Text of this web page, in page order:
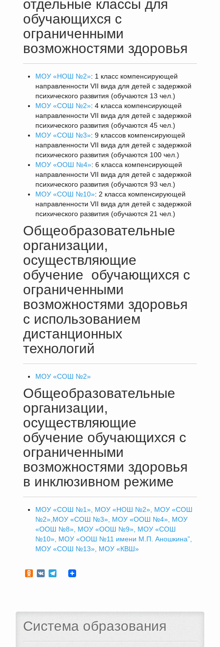
отдельные классы для
обучающихся с
ограниченными
возможностями здоровья
МОУ «НОШ №2»: 1 класс компенсирующей
направленности VII вида для детей с задержкой
психического развития (обучаются 13 чел.)
МОУ «СОШ №2»: 4 класса компенсирующей
направленности VII вида для детей с задержкой
психического развития (обучаются 45 чел.)
МОУ «СОШ №3»: 9 классов компенсирующей
направленности VII вида для детей с задержкой
психического развития (обучаются 100 чел.)
МОУ «ООШ №4»: 6 класса компенсирующей
направленности VII вида для детей с задержкой
психического развития (обучаются 93 чел.)
МОУ «СОШ №10»: 2 класса компенсирующей
направленности VII вида для детей с задержкой
психического развития (обучаются 21 чел.)
Общеобразовательные
организации,
осуществляющие
обучение обучающихся с
ограниченными
возможностями здоровья
с использованием
дистанционных
технологий
МОУ «СОШ №2»
Общеобразовательные
организации,
осуществляющие
обучение обучающихся с
ограниченными
возможностями здоровья
в инклюзивном режиме
МОУ «СОШ №1», МОУ «НОШ №2», МОУ «СОШ
№2»,МОУ «СОШ №3», МОУ «ООШ №4», МОУ
«ООШ №8», МОУ «ООШ №9», МОУ «СОШ
№10», МОУ «ООШ №11 имени М.П. Аношкина”,
МОУ «СОШ №13», МОУ «КВШ»
Odnoklassniki
VKTelegram
Система образования